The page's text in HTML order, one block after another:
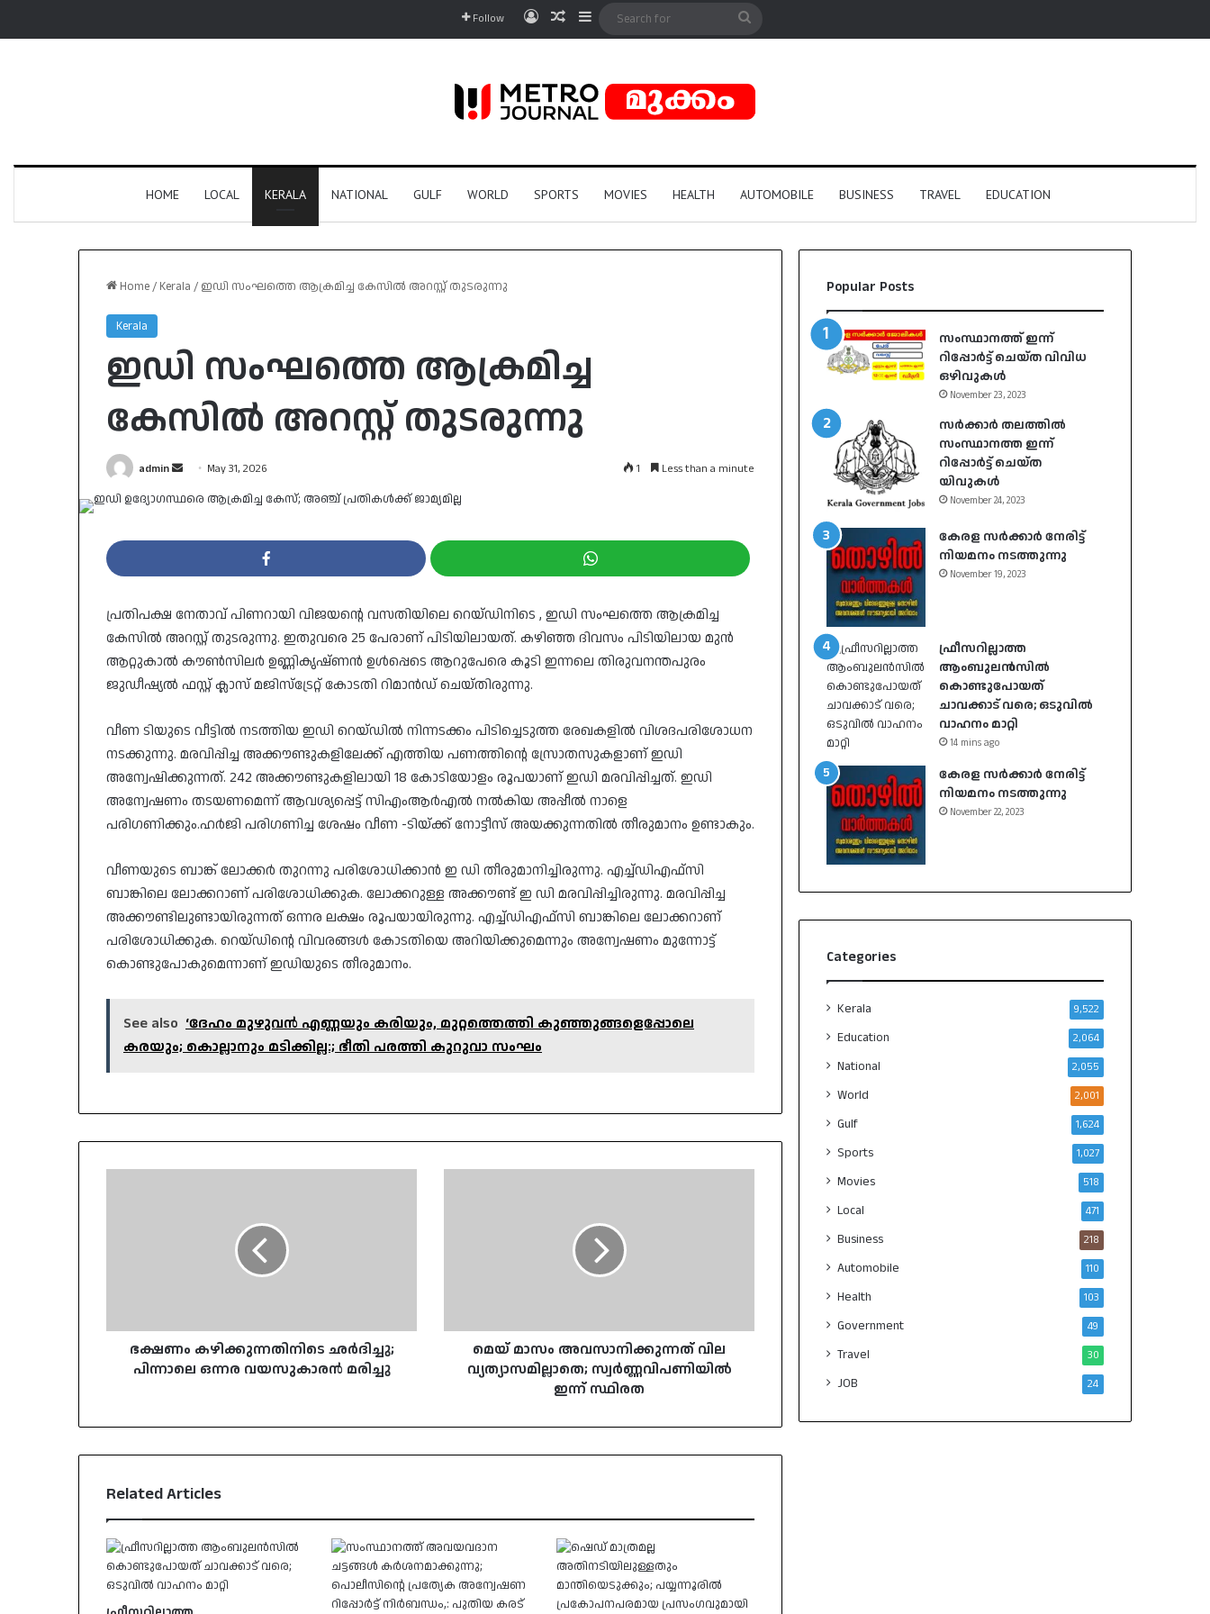
Follow Log InRandom Article
Sidebar
Search
HOME LOCAL KERALA NATIONAL GULF WORLD SPORTS MOVIES HEALTH AUTOMOBILE BUSINESS TRAVEL EDUCATION
Home/ Kerala / ഇഡി സംഘത്തെ ആക്രമിച്ച കേസിൽ അറസ്റ്റ് തുടരുന്നു
Kerala
ഇഡി സംഘത്തെ ആക്രമിച്ച
കേസിൽ അറസ്റ്റ് തുടരുന്നു
admin
Send May 31, 2026 1 Less than a minute
പ്രതിപക്ഷ നേതാവ് പിണറായി വിജയന്റെ വസതിയിലെ റെയ്ഡിനിടെ , ഇഡി സംഘത്തെ ആക്രമിച്ച
കേസിൽ അറസ്റ്റ് തുടരുന്നു. ഇതുവരെ 25 പേരാണ് പിടിയിലായത്. കഴിഞ്ഞ ദിവസം പിടിയിലായ മുൻ
ആറ്റുകാൽ കൗൺസിലർ ഉണ്ണികൃഷ്ണൻ ഉൾപ്പെടെ ആറുപേരെ കൂടി ഇന്നലെ തിരുവനന്തപുരം
ജുഡീഷ്യൽ ഫസ്റ്റ് ക്ലാസ് മജിസ്ട്രേറ്റ് കോടതി റിമാൻഡ് ചെയ്തിരുന്നു.
വീണ ടിയുടെ വീട്ടിൽ നടത്തിയ ഇഡി റെയ്ഡിൽ നിന്നടക്കം പിടിച്ചെടുത്ത രേഖകളിൽ വിശദപരിശോധന
നടക്കുന്നു. മരവിപ്പിച്ച അക്കൗണ്ടുകളിലേക്ക് എത്തിയ പണത്തിന്റെ സ്രോതസുകളാണ് ഇഡി
അന്വേഷിക്കുന്നത്. 242 അക്കൗണ്ടുകളിലായി 18 കോടിയോളം രൂപയാണ് ഇഡി മരവിപ്പിച്ചത്. ഇഡി
അന്വേഷണം തടയണമെന്ന് ആവശ്യപ്പെട്ട് സിഎംആർഎൽ നൽകിയ അപ്പീൽ നാളെ
പരിഗണിക്കും.ഹർജി പരിഗണിച്ച ശേഷം വീണ -ടിയ്ക്ക് നോട്ടീസ് അയക്കുന്നതിൽ തീരുമാനം ഉണ്ടാകും.
വീണയുടെ ബാങ്ക് ലോക്കർ തുറന്നു പരിശോധിക്കാൻ ഇ ഡി തീരുമാനിച്ചിരുന്നു. എച്ച്ഡിഎഫ്സി
ബാങ്കിലെ ലോക്കറാണ് പരിശോധിക്കുക. ലോക്കറുള്ള അക്കൗണ്ട് ഇ ഡി മരവിപ്പിച്ചിരുന്നു. മരവിപ്പിച്ച
അക്കൗണ്ടിലുണ്ടായിരുന്നത് ഒന്നര ലക്ഷം രൂപ‌യായിരുന്നു. എച്ച്ഡിഎഫ്സി ബാങ്കിലെ ലോക്കറാണ്
പരിശോധിക്കുക. റെയ്ഡിന്റെ വിവരങ്ങൾ കോടതിയെ അറിയിക്കുമെന്നും അന്വേഷണം മുന്നോട്ട്
കൊണ്ടുപോകുമെന്നാണ് ഇഡിയുടെ തീരുമാനം.
See also ‘ദേഹം മുഴുവൻ എണ്ണയും കരിയും, മുറ്റത്തെത്തി കുഞ്ഞുങ്ങളെപ്പോലെ
കരയും; കൊല്ലാനും മടിക്കില്ല:; ഭീതി പരത്തി കുറുവാ സംഘം
ഭക്ഷണം കഴിക്കുന്നതിനിടെ ഛർദിച്ചു;
പിന്നാലെ ഒന്നര വയസുകാരന്‍ മരിച്ചു
മെയ് മാസം അവസാനിക്കുന്നത് വില
വ്യത്യാസമില്ലാതെ; സ്വർണ്ണവിപണിയിൽ
ഇന്ന് സ്ഥിരത
Related Articles
Popular Posts
സംസ്ഥാനത്ത് ഇന്ന്
റിപ്പോർട്ട് ചെയ്ത വിവിധ
ഒഴിവുകൾ
November 23, 2023
സർക്കാർ തലത്തിൽ
സംസ്ഥാനത്ത ഇന്ന്
റിപ്പോർട്ട് ചെയ്ത
യിവുകൾ
November 24, 2023
കേരള സർക്കാർ നേരിട്ട്
നിയമനം നടത്തുന്നു
November 19, 2023
ഫ്രീസറില്ലാത്ത
ആംബുലൻസിൽ
കൊണ്ടുപോയത്
ചാവക്കാട് വരെ; ഒടുവിൽ
വാഹനം മാറ്റി
14 mins ago
കേരള സർക്കാർ നേരിട്ട്
നിയമനം നടത്തുന്നു
November 22, 2023
Categories
Kerala 9,522
Education 2,064
National 2,055
World 2,001
Gulf 1,624
Sports 1,027
Movies 518
Local 471
Business 218
Automobile 110
Health 103
Government 49
Travel 30
JOB 24